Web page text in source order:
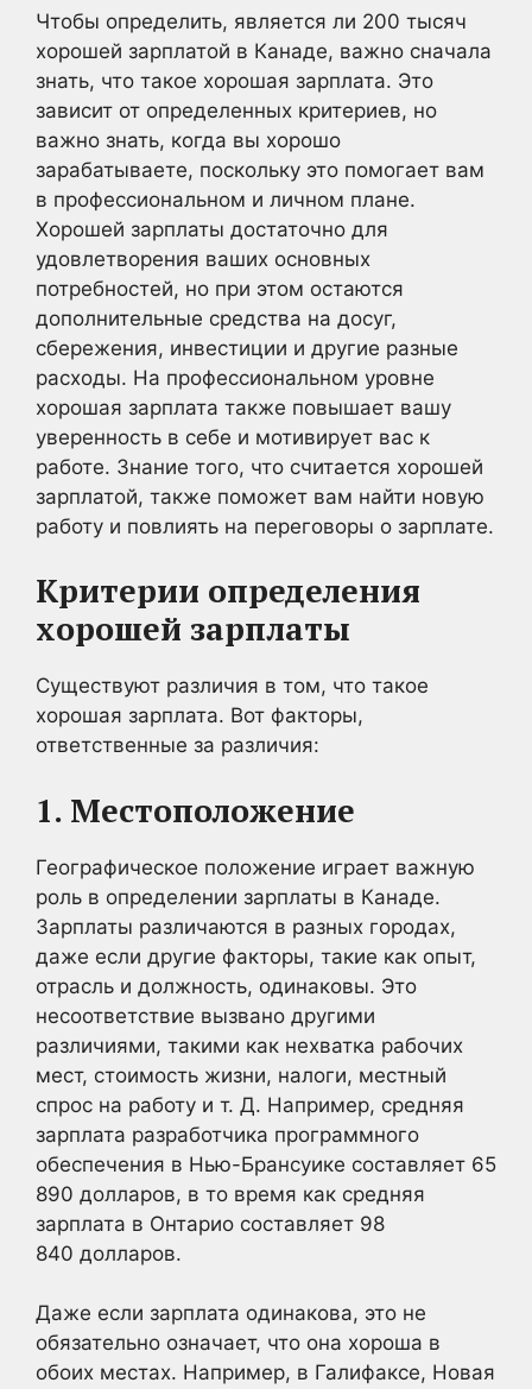
Чтобы определить, является ли 200 тысяч
хорошей зарплатой в Канаде, важно сначала
знать, что такое хорошая зарплата. Это
зависит от определенных критериев, но
важно знать, когда вы хорошо
зарабатываете, поскольку это помогает вам
в профессиональном и личном плане.
Хорошей зарплаты достаточно для
удовлетворения ваших основных
потребностей, но при этом остаются
дополнительные средства на досуг,
сбережения, инвестиции и другие разные
расходы. На профессиональном уровне
хорошая зарплата также повышает вашу
уверенность в себе и мотивирует вас к
работе. Знание того, что считается хорошей
зарплатой, также поможет вам найти новую
работу и повлиять на переговоры о зарплате.
Критерии определения
хорошей зарплаты
Существуют различия в том, что такое
хорошая зарплата. Вот факторы,
ответственные за различия:
1. Местоположение
Географическое положение играет важную
роль в определении зарплаты в Канаде.
Зарплаты различаются в разных городах,
даже если другие факторы, такие как опыт,
отрасль и должность, одинаковы. Это
несоответствие вызвано другими
различиями, такими как нехватка рабочих
мест, стоимость жизни, налоги, местный
спрос на работу и т. Д. Например, средняя
зарплата разработчика программного
обеспечения в Нью-Брансуике составляет 65
890 долларов, в то время как средняя
зарплата в Онтарио составляет 98
840 долларов.
Даже если зарплата одинакова, это не
обязательно означает, что она хороша в
обоих местах. Например, в Галифаксе, Новая